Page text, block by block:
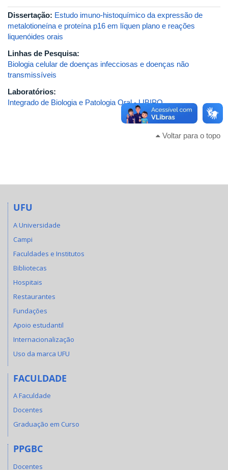
Dissertação: Estudo imuno-histoquímico da expressão de
metalotioneína e proteína p16 em líquen plano e reações
liquenóides orais
Linhas de Pesquisa:
Biologia celular de doenças infecciosas e doenças não
transmissíveis
Laboratórios:
Integrado de Biologia e Patologia Oral - LIBIPO
Voltar para o topo
UFU
A Universidade
Campi
Faculdades e Institutos
Bibliotecas
Hospitais
Restaurantes
Fundações
Apoio estudantil
Internacionalização
Uso da marca UFU
FACULDADE
A Faculdade
Docentes
Graduação em Curso
PPGBC
Docentes